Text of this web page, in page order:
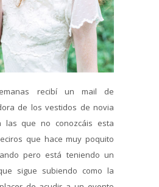
recibí un mail de
de los vestidos de novia
las que no conozcáis esta
que hace muy poquito
pero está teniendo un
sigue subiendo como la